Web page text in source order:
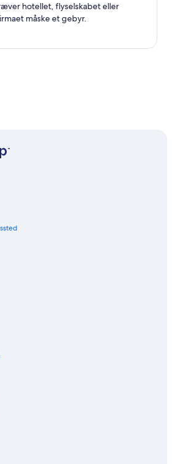
hotellet, flyselskabet eller
måske et gebyr.